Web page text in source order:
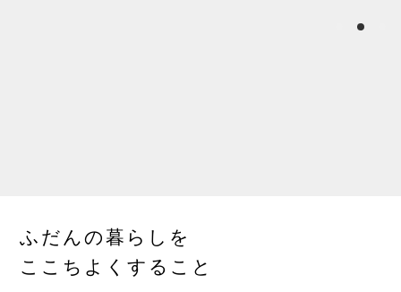
ふだんの暮らしを
ここちよくすること